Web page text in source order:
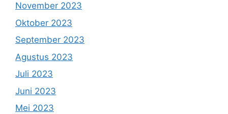
November 2023
Oktober 2023
September 2023
Agustus 2023
Juli 2023
Juni 2023
Mei 2023